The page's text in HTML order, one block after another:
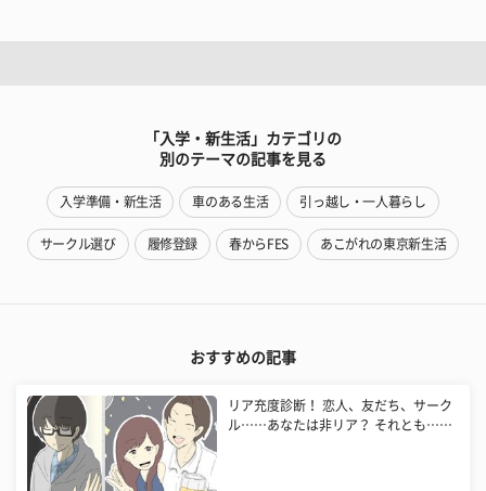
「入学・新生活」カテゴリの
別のテーマの記事を見る
入学準備・新生活 車のある生活 引っ越し・一人暮らし
サークル選び 履修登録 春からFES あこがれの東京新生活
おすすめの記事
リア充度診断！ 恋人、友だち、サーク
ル……あなたは非リア？ それとも……